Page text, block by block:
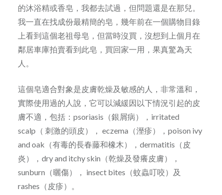
的沐浴精或香皂，我都去試過，但問題還是在那兒。
我一直在找成份最精簡的皂，幾年前在一個購物目錄
上看到這個老祖母皂，但當時沒買，沒想到上個月在
鄰居車庫拍賣看到此皂，買回家一用，果真驚為天
人。
這個皂適合對象是皮膚乾燥及敏感的人，非常溫和，
實際使用過的人說，它可以減緩因以下情況引起的皮
膚不適，包括：psoriasis（銀屑病），irritated
scalp（ 刺激的頭皮）， eczema（溼疹），poison ivy
and oak（有毒的長春藤和橡木），dermatitis（皮
炎），dry and itchy skin（乾燥及發癢皮膚），
sunburn（曬傷）， insect bites（蚊蟲叮咬）及
rashes（皮疹）。